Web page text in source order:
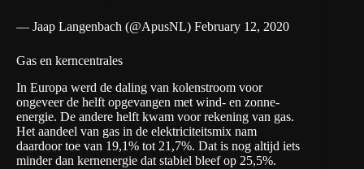
— Jaap Langenbach (@ApusNL) February 12, 2020
Gas en kerncentrales
In Europa werd de daling van kolenstroom voor
ongeveer de helft opgevangen met wind- en zonne-
energie. De andere helft kwam voor rekening van gas.
Het aandeel van gas in de elektriciteitsmix nam
daardoor toe van 19,1% tot 21,7%. Dat is nog altijd iets
minder dan kernenergie dat stabiel bleef op 25,5%.